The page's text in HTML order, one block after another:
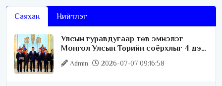
Саяхан Нийтлэг
Улсын гуравдугаар төв эмнэлэг
Монгол Улсын Төрийн соёрхлыг 4 дэх
удаагаа хүртлээ
Admin 2026-07-07 09:16:58